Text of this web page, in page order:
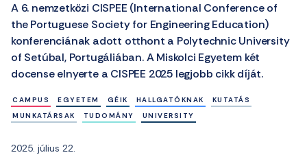
A 6. nemzetközi CISPEE (International Conference of
the Portuguese Society for Engineering Education)
konferenciának adott otthont a Polytechnic University
of Setúbal, Portugáliában. A Miskolci Egyetem két
docense elnyerte a CISPEE 2025 legjobb cikk díját.
CAMPUS EGYETEM GÉIK HALLGATÓKNAK
KUTATÁS
MUNKATÁRSAK
TUDOMÁNY UNIVERSITY
2025. július 22.